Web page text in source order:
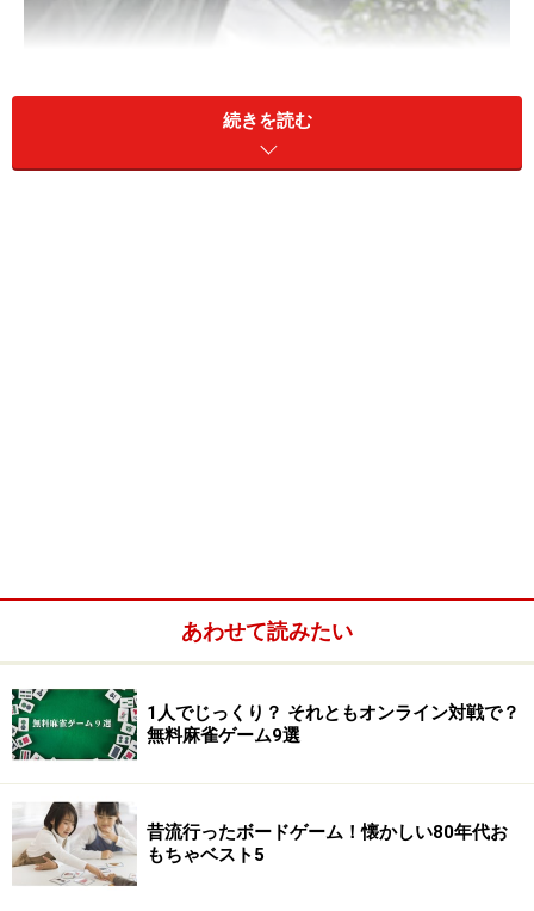
水戸にある県民文化センター。実際の試合は市内にあるホテルのバン
が用意されライブでその模様を観戦できる。
続きを読む
あわせて読みたい
1人でじっくり？ それともオンライン対戦で？
無料麻雀ゲーム9選
昔流行ったボードゲーム！懐かしい80年代お
もちゃベスト5